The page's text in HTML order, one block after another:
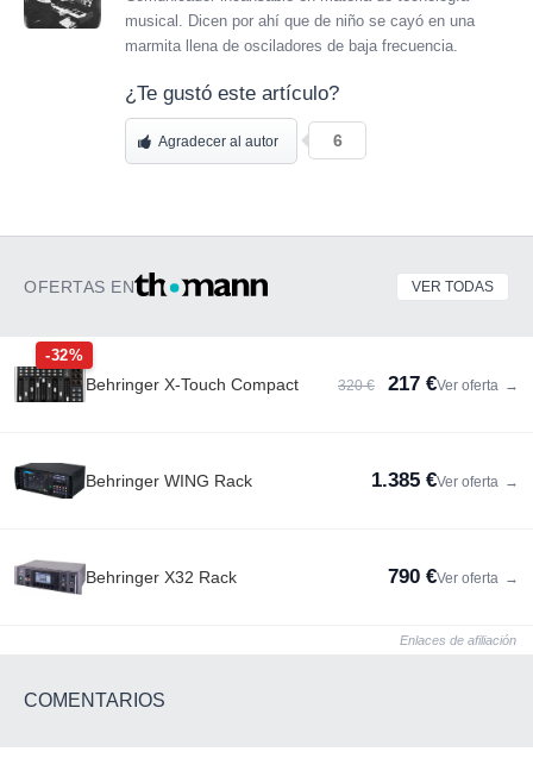
musical. Dicen por ahí que de niño se cayó en una
marmita llena de osciladores de baja frecuencia.
¿Te gustó este artículo?
Agradecer al autor 6
OFERTAS EN VER TODAS
-32%
Behringer X-Touch Compact 320 € 217 €Ver oferta →
Behringer WING Rack 1.385 €Ver oferta →
Behringer X32 Rack 790 €Ver oferta →
Enlaces de afiliación
COMENTARIOS